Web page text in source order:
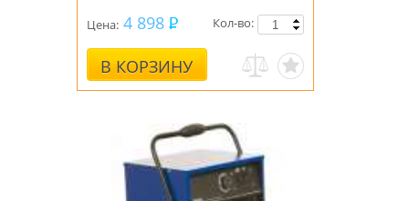
Цена: 4 898
В КОРЗИНУ
Кол-во: